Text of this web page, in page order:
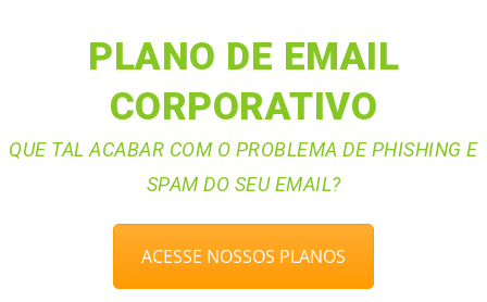
PLANO DE EMAIL
CORPORATIVO
QUE TAL ACABAR COM O PROBLEMA DE PHISHING E
SPAM DO SEU EMAIL?
ACESSE NOSSOS PLANOS